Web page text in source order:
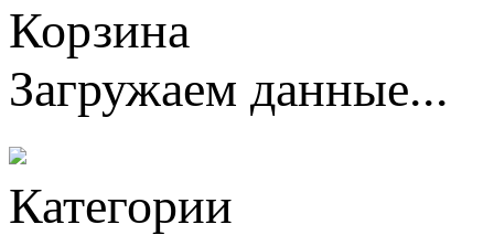
Корзина
Загружаем данные...
Категории